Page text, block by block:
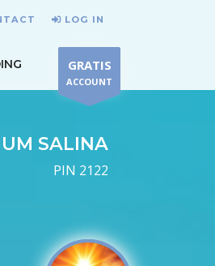
LOG IN
GRATIS
ACCOUNT
SALINA
PIN 2122